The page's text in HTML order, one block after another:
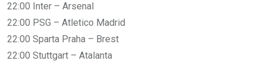
22:00 Inter – Arsenal
22:00 PSG – Atletico Madrid
22:00 Sparta Praha – Brest
22:00 Stuttgart – Atalanta